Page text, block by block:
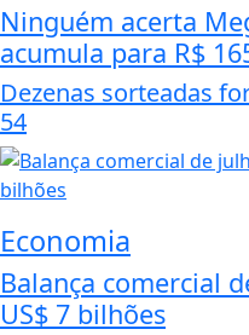
Ninguém acerta
acumula para R$
Dezenas sorteadas
54
Economia
Balança comercial
US$ 7 bilhões